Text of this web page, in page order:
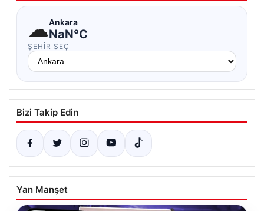
☁Ankara
NaN°C
ŞEHIR SEÇ
Bizi Takip Edin
Yan Manşet